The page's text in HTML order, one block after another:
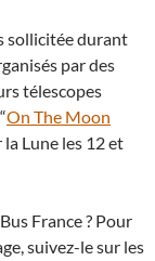
sollicitée durant
par des
télescopes
On The Moon
la Lune les 12 et
France ? Pour
suivez-le sur les